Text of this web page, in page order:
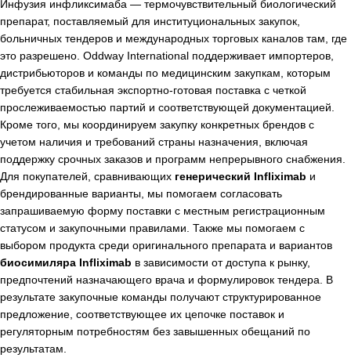
Инфузия инфликсимаба — термочувствительный биологический
препарат, поставляемый для институциональных закупок,
больничных тендеров и международных торговых каналов там, где
это разрешено. Oddway International поддерживает импортеров,
дистрибьюторов и команды по медицинским закупкам, которым
требуется стабильная экспортно-готовая поставка с четкой
прослеживаемостью партий и соответствующей документацией.
Кроме того, мы координируем закупку конкретных брендов с
учетом наличия и требований страны назначения, включая
поддержку срочных заказов и программ непрерывного снабжения.
Для покупателей, сравнивающих генерический Infliximab и
брендированные варианты, мы помогаем согласовать
запрашиваемую форму поставки с местным регистрационным
статусом и закупочными правилами. Также мы помогаем с
выбором продукта среди оригинального препарата и вариантов
биосимиляра Infliximab в зависимости от доступа к рынку,
предпочтений назначающего врача и формулировок тендера. В
результате закупочные команды получают структурированное
предложение, соответствующее их цепочке поставок и
регуляторным потребностям без завышенных обещаний по
результатам.